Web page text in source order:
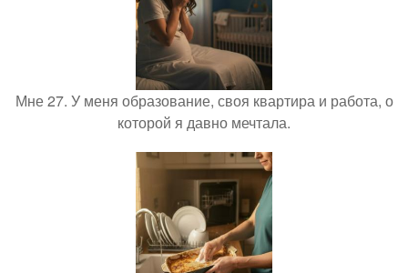
Мне 27. У меня образование, своя квартира и работа, о
которой я давно мечтала.